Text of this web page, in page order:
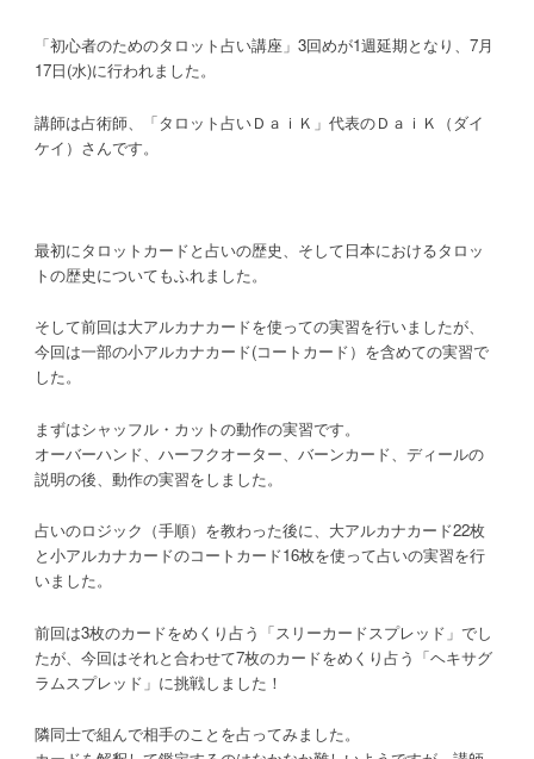
「初心者のためのタロット占い講座」3回めが1週延期となり、7月
17日(水)に行われました。
講師は占術師、「タロット占いＤａｉＫ」代表のＤａｉＫ（ダイ
ケイ）さんです。
最初にタロットカードと占いの歴史、そして日本におけるタロッ
トの歴史についてもふれました。
そして前回は大アルカナカードを使っての実習を行いましたが、
今回は一部の小アルカナカード(コートカード）を含めての実習で
した。
まずはシャッフル・カットの動作の実習です。
オーバーハンド、ハーフクオーター、バーンカード、ディールの
説明の後、動作の実習をしました。
占いのロジック（手順）を教わった後に、大アルカナカード22枚
と小アルカナカードのコートカード16枚を使って占いの実習を行
いました。
前回は3枚のカードをめくり占う「スリーカードスプレッド」でし
たが、今回はそれと合わせて7枚のカードをめくり占う「ヘキサグ
ラムスプレッド」に挑戦しました！
隣同士で組んで相手のことを占ってみました。